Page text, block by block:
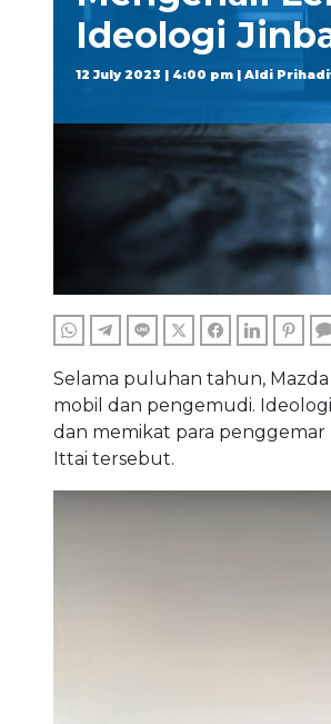
Ideologi
12 July 2023 | 4:00 pm | Aldi
WHATSAPPTELEGRAM
LINE TWITTERFACEBOOKLINKEDIN
Selama puluhan tahun,
mobil dan pengemudi.
dan memikat para penggemar
Ittai tersebut.